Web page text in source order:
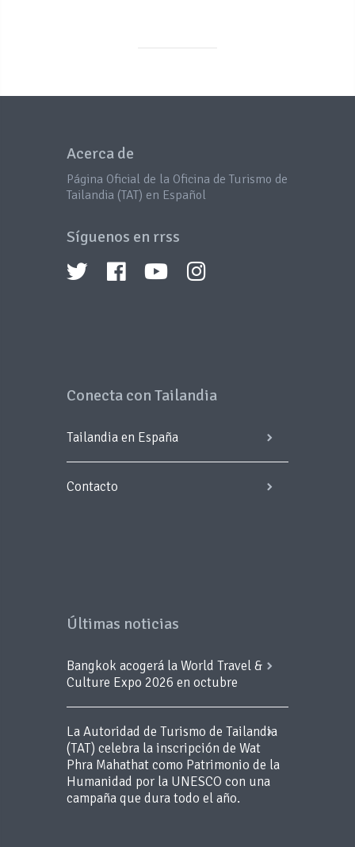
Acerca de
Página Oficial de la Oficina de Turismo de
Tailandia (TAT) en Español
Síguenos en rrss
Conecta con Tailandia
Tailandia en España
Contacto
Últimas noticias
Bangkok acogerá la World Travel &
Culture Expo 2026 en octubre
La Autoridad de Turismo de Tailandia
(TAT) celebra la inscripción de Wat
Phra Mahathat como Patrimonio de la
Humanidad por la UNESCO con una
campaña que dura todo el año.